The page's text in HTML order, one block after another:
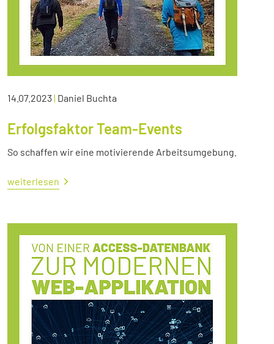
14.07.2023| Daniel Buchta
Erfolgsfaktor Team-Events
So schaffen wir eine motivierende Arbeitsumgebung.
weiterlesen